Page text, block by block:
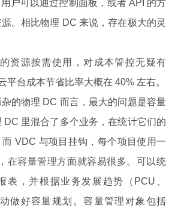
户可以通过控制面板，或者 API 的方
。相比物理 DC 来说，存在极大的灵
资源按需使用，对成本管控无疑有
平台成本节省比率大概在 40% 左右。
的物理 DC 而言，最大的问题是容量
DC 里混合了多个业务，在统计它们的
VDC 与项目挂钩，每个项目使用一
在容量管理方面就容易很多。可以统
表，并根据业务发展趋势（PCU、
做好容量规划。容量管理对象包括